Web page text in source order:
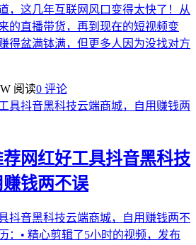
，这几年互联网风口变得太快了！从
的直播带货，再到现在的短视频变
得盆满钵满，但更多人因为没找对方
阅读0 评论
网红好工具抖音黑科技
钱两不误
抖音黑科技云端商城，自用赚钱两不
：• 精心剪辑了5小时的视频，发布